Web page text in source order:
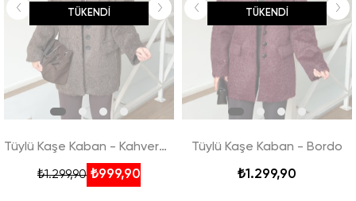
TÜKENDI
Tüylü Kaşe Kaban - Kahverengi
₺999,90
₺1.299,90
TÜKENDI
Tüylü Kaşe Kaban - Bordo
₺1.299,90